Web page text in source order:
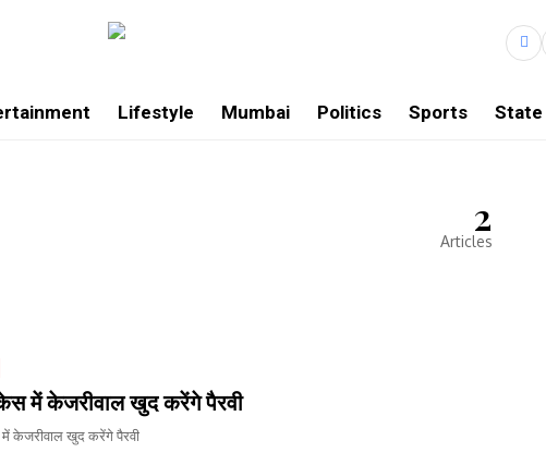
Lifestyle Mumbai Politics Sports State
2
Articles
में केजरीवाल खुद करेंगे पैरवी
केजरीवाल खुद करेंगे पैरवी